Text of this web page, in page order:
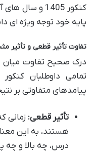
کنکور 1405 و
پایه خود توجه ویژه ای
تفاوت تأثیر قطعی و تأثیر
درک صحیح تفاوت میان
تمامی داوطلبان
پیامدهای متفاوتی بر
تأثیر قطعی: زمانی
هستند، به این
درس، چه بالا و چه